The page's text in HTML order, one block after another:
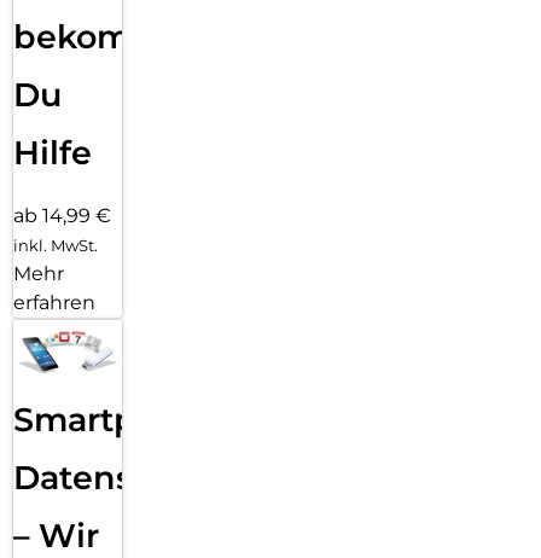
bekommst
Du
Hilfe
ab 14,99 €
inkl. MwSt.
Mehr
erfahren
Smartphone
Datensicherung
– Wir